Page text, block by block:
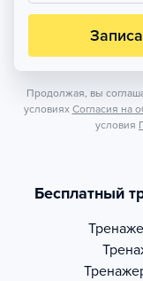
Продолжая, вы
условиях Согласия на
условия
Бесплатный